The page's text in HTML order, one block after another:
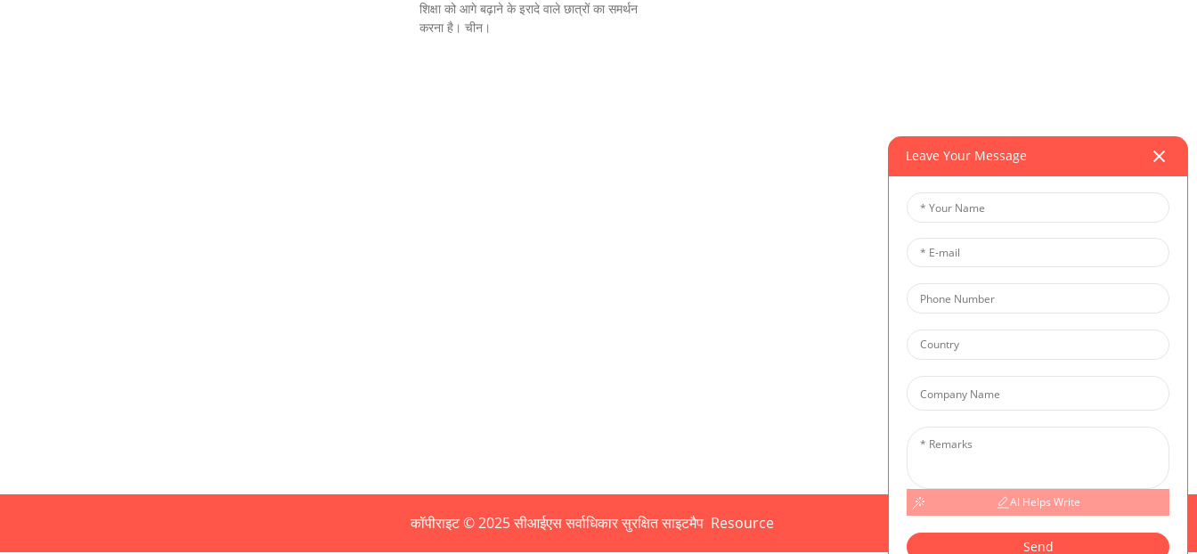
शिक्षा को आगे बढ़ाने के इरादे वाले छात्रों का समर्थन
करना है। चीन।
सीसीडीए प्रत्येक छात्र के लिए व्यक्तिगत कॉलेज योजना प्रदान करता है, शैक्षणिक उपलब्धि सुनिश्चित करता है और स्कूल चयन और नामांकन के लिए सेवाएं प्रदान करता
है, जिसमें रचनात्मक डिजाइन और कला प्रतियोगिता परियोजनाएं, स्वयंसेवा और पृष्ठभूमि वृद्धि के लिए इंटर्नशिप शामिल हैं।
क्रिएटिव डिज़ाइन में आगे की पढ़ाई
कॉपीराइट © 2025 सीआईएस सर्वाधिकार सुरक्षितसाइटमैप Resource
Leave Your Message
AI Helps Write
Send